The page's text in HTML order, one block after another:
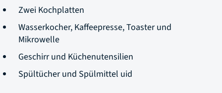
Zwei Kochplatten
Wasserkocher, Kaffeepresse, Toaster und
Mikrowelle
Geschirr und Küchenutensilien
Spültücher und Spülmittel uid